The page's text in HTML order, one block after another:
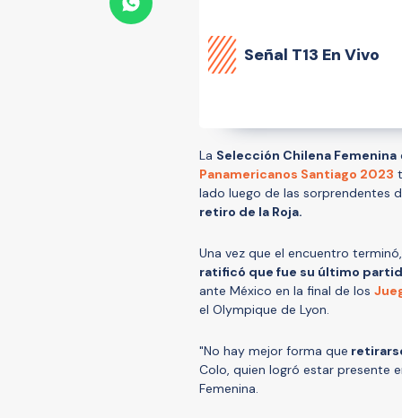
Señal T13 En Vivo
La Selección Chilena Femenina
Panamericanos Santiago 2023
lado luego de las sorprendentes
retiro de la Roja.
Una vez que el encuentro terminó,
ratificó que fue su último
ante México en la final de los
el Olympique de Lyon.
"No hay mejor forma que
Colo, quien logró estar presente
Femenina.